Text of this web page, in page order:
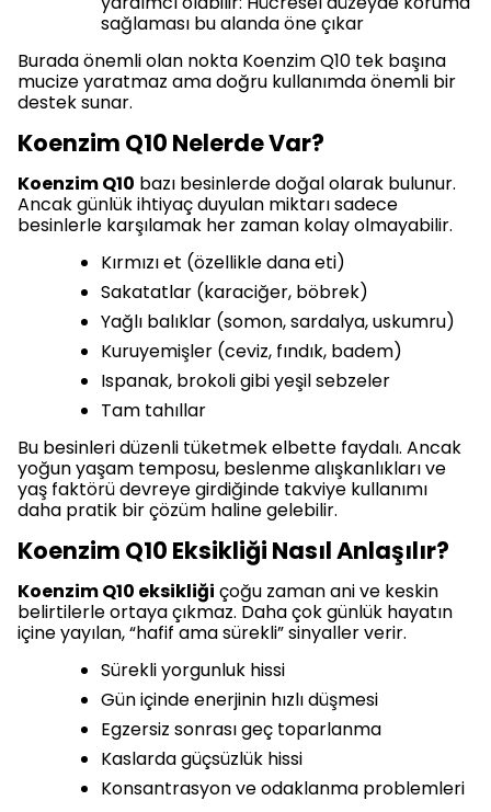
sağlaması bu alanda öne çıkar
Burada önemli olan nokta Koenzim Q10 tek başına
mucize yaratmaz ama doğru kullanımda önemli bir
destek sunar.
Koenzim Q10 Nelerde Var?
Koenzim Q10 bazı besinlerde doğal olarak bulunur.
Ancak günlük ihtiyaç duyulan miktarı sadece
besinlerle karşılamak her zaman kolay olmayabilir.
Kırmızı et (özellikle dana eti)
Sakatatlar (karaciğer, böbrek)
Yağlı balıklar (somon, sardalya, uskumru)
Kuruyemişler (ceviz, fındık, badem)
Ispanak, brokoli gibi yeşil sebzeler
Tam tahıllar
Bu besinleri düzenli tüketmek elbette faydalı. Ancak
yoğun yaşam temposu, beslenme alışkanlıkları ve
yaş faktörü devreye girdiğinde takviye kullanımı
daha pratik bir çözüm haline gelebilir.
Koenzim Q10 Eksikliği Nasıl Anlaşılır?
Koenzim Q10 eksikliği çoğu zaman ani ve keskin
belirtilerle ortaya çıkmaz. Daha çok günlük hayatın
içine yayılan, “hafif ama sürekli” sinyaller verir.
Sürekli yorgunluk hissi
Gün içinde enerjinin hızlı düşmesi
Egzersiz sonrası geç toparlanma
Kaslarda güçsüzlük hissi
Konsantrasyon ve odaklanma problemleri